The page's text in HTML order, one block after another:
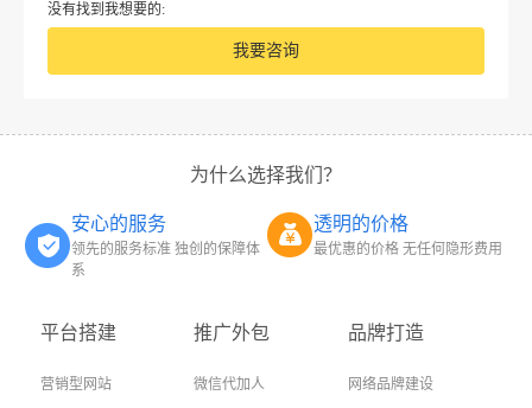
没有找到我想要的:
我要咨询
为什么选择我们？
安心的服务
领先的服务标准 独创的保障体
系
透明的价格
最优惠的价格 无任何隐形费用
平台搭建
营销型网站
推广外包
微信代加人
品牌打造
网络品牌建设